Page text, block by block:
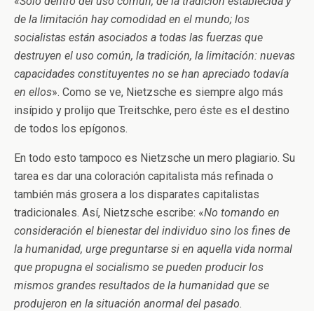
de la limitación hay comodidad en el mundo; los
socialistas están asociados a todas las fuerzas que
destruyen el uso común, la tradición, la limitación: nuevas
capacidades constituyentes no se han apreciado todavía
en ellos». Como se ve, Nietzsche es siempre algo más
insípido y prolijo que Treitschke, pero éste es el destino
de todos los epígonos.
En todo esto tampoco es Nietzsche un mero plagiario. Su
tarea es dar una coloración capitalista más refinada o
también más grosera a los disparates capitalistas
tradicionales. Así, Nietzsche escribe: «No tomando en
consideración el bienestar del individuo sino los fines de
la humanidad, urge preguntarse si en aquella vida normal
que propugna el socialismo se pueden producir los
mismos grandes resultados de la humanidad que se
produjeron en la situación anormal del pasado.